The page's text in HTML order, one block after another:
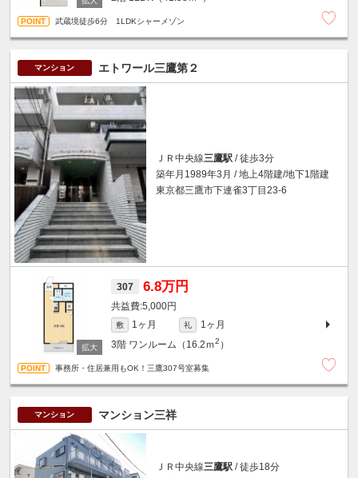
武蔵境徒歩6分 1LDKシャーメゾン
マンション エトワール三鷹第２
ＪＲ中央線三鷹駅 / 徒歩3分
築年月1989年3月 / 地上4階建/地下1階建
東京都三鷹市下連雀3丁目23-6
307 6.8万円
5,000円
敷 1ヶ月 礼
1ヶ月
3階 ワンルーム（16.2ｍ2 ）
事務所・住居兼用もOK！三鷹307号室募集
マンション マンション三祥
ＪＲ中央線三鷹駅 / 徒歩18分